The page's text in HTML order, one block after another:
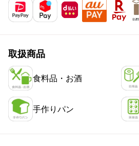
取扱商品
食料品・お酒
手作りパン